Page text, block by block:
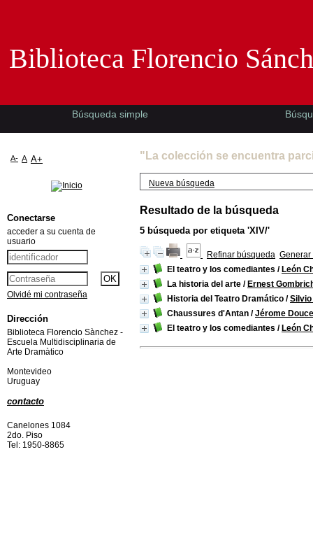
"La colección se encuentra
Nueva búsqueda
Resultado de la búsqueda
5 búsqueda por etiqueta 'XIV/'
Refinar búsqueda Generar
El teatro y los comediantes / León
La historia del arte / Ernest
Historia del Teatro Dramático /
Chaussures d'Antan /Jérome
El teatro y los comediantes / León
Biblioteca Florencio
Búsqueda simple
A- A A+
Conectarse
acceder a su cuenta de
usuario
Olvidé mi contraseña
Dirección
Biblioteca Florencio Sànchez -
Escuela Multidisciplinaria de
Arte Dramàtico
Montevideo
Uruguay
contacto
Canelones 1084
2do. Piso
Tel: 1950-8865